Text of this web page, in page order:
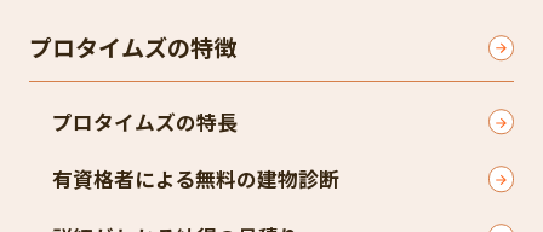
プロタイムズの特徴
プロタイムズの特長
有資格者による無料の建物診断